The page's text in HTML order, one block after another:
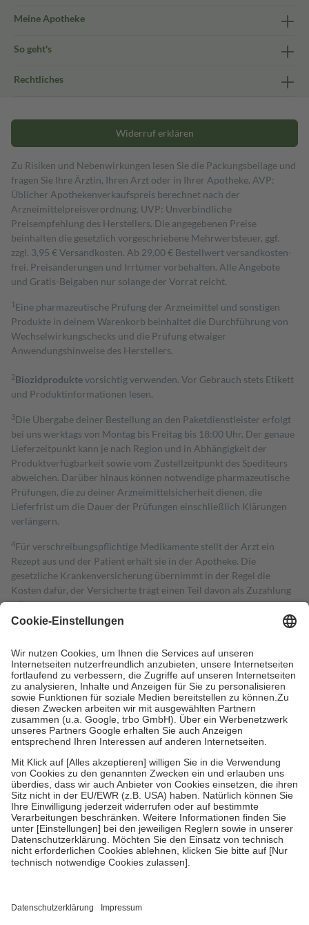
Meine Apotheke
So geht's
Rechtliches
Widerruf erklären
Zu Risiken und Nebenwirkungen lesen Sie die Packungsbeilage und
fragen Sie Ihre Ärztin, Ihren Arzt oder in Ihrer Apotheke. AVP:
Üblicher Apothekenverkaufspreis berechnet nach der
Arzneimittelpreisverordnung. UVP: Unverbindliche
Preisempfehlung des Herstellers. Die angegebenen Preise
beinhalten die gesetzlich vorgeschriebene Mehrwertsteuer, ggf.
zzgl. 3,95 € Versandkosten. Ab 29,00 € Bestell­wert versand­kosten­
frei. Preisänderungen und Irrtümer vorbehalten. Alle Angebote
und Gratis-Beigaben nur solange der Vorrat reicht.
1 Eine pharmazeutische Prüfung der Arzneimittel und sonstigen
Produkte in deinem Warenkorb beinhaltet die Durchführung von
Wechselwirkungschecks und die Prüfung etwaiger
Anwendungshinweise des Herstellers.
2Biozidproduktevorsichtig verwenden. Vor Gebrauch stets Etikett
und Produktinformationen lesen.
3Die Übergabe deiner Bestellung an den Paketdienstleister erfolgt
bei uns werktags von Montag bis Freitag bis 18:00 Uhr. Der genaue
Lieferzeitpunkt kann je nach Region und in Abhängigkeit der
Produktverfügbarkeit sowie vom Zustellzeitpunkt des Spediteurs
abweichen. Darüber hinaus können notwendige pharmazeutische
Prüfungen, die zu deiner Arzneimittelsicherheit dienen, die
Lieferfrist um die Dauer der Prüfungen einschließlich Klärungen
verlängern.
4Für verschreibungspflichtige Medikamente stellt der Arzt ein
Rezept aus und der Patient erhält sie in der Apotheke. Die
gesetzliche Krankenversicherung übernimmt in der Regel die
Kosten dafür, der Versicherte trägt einen Teil davon als Zuzahlung
mit.
Grundsätzlich leisten Mitglieder Zuzahlungen in Höhe von zehn
höchstens zehn Euro.
Es sind jedoch nie mehr als die tatsächlichen
Kosten der Leistung zu entrichten.
Diese Regeln gelten grundsätzlich auch für Online-Apotheken.
Bei Heilmitteln und häuslicher Krankenpflege beträgt die
Zuzahlung zehn Prozent der Kosten sowie zehn Euro je
Verordnung.
Um das Engagement der Versicherten für ihre eigene Gesundheit zu
stärken und die besondere Stellung der Familie zu unterstützen,
fallenkeine Zuzahlungenan bei:
• Kindern und Jugendlichen bis zum vollendeten 18. Lebensjahr
mit Ausnahme der Fahrkosten
• Untersuchungen zur Vorsorge und Früherkennung, die von der
GKV getragen werden
• empfohlenen Schutzimpfungen
• Harn- und Blutteststreifen
getroffen, um sicherzustellen, dass es sich um echte Bewertungen